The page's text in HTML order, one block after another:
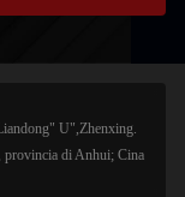
U",Zhenxing.
provincia di Anhui; Cina